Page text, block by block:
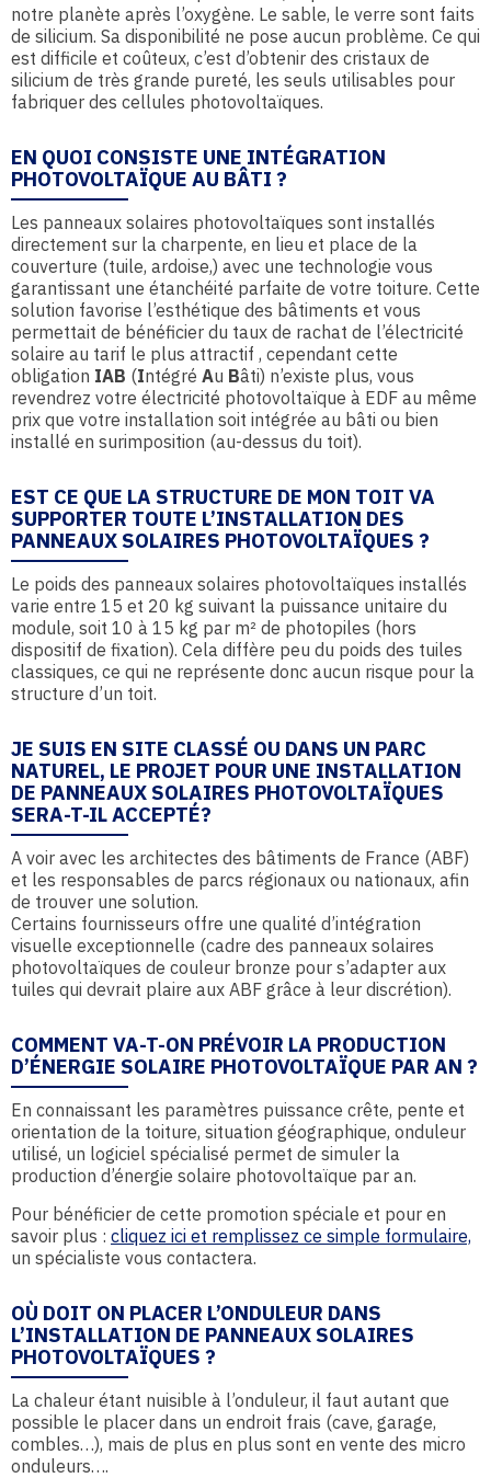
notre planète après l’oxygène. Le sable, le verre sont faits
de silicium. Sa disponibilité ne pose aucun problème. Ce qui
est difficile et coûteux, c’est d’obtenir des cristaux de
silicium de très grande pureté, les seuls utilisables pour
fabriquer des cellules photovoltaïques.
EN QUOI CONSISTE UNE INTÉGRATION
PHOTOVOLTAÏQUE AU BÂTI ?
Les panneaux solaires photovoltaïques sont installés
directement sur la charpente, en lieu et place de la
couverture (tuile, ardoise,) avec une technologie vous
garantissant une étanchéité parfaite de votre toiture. Cette
solution favorise l’esthétique des bâtiments et vous
permettait de bénéficier du taux de rachat de l’électricité
solaire au tarif le plus attractif , cependant cette
obligation IAB (Intégré Au Bâti) n’existe plus, vous
revendrez votre électricité photovoltaïque à EDF au même
prix que votre installation soit intégrée au bâti ou bien
installé en surimposition (au-dessus du toit).
EST CE QUE LA STRUCTURE DE MON TOIT VA
SUPPORTER TOUTE L’INSTALLATION DES
PANNEAUX SOLAIRES PHOTOVOLTAÏQUES ?
Le poids des panneaux solaires photovoltaïques installés
varie entre 15 et 20 kg suivant la puissance unitaire du
module, soit 10 à 15 kg par m² de photopiles (hors
dispositif de fixation). Cela diffère peu du poids des tuiles
classiques, ce qui ne représente donc aucun risque pour la
structure d’un toit.
JE SUIS EN SITE CLASSÉ OU DANS UN PARC
NATUREL, LE PROJET POUR UNE INSTALLATION
DE PANNEAUX SOLAIRES PHOTOVOLTAÏQUES
SERA-T-IL ACCEPTÉ?
A voir avec les architectes des bâtiments de France (ABF)
et les responsables de parcs régionaux ou nationaux, afin
de trouver une solution.
Certains fournisseurs offre une qualité d’intégration
visuelle exceptionnelle (cadre des panneaux solaires
photovoltaïques de couleur bronze pour s’adapter aux
tuiles qui devrait plaire aux ABF grâce à leur discrétion).
COMMENT VA-T-ON PRÉVOIR LA PRODUCTION
D’ÉNERGIE SOLAIRE PHOTOVOLTAÏQUE PAR AN ?
En connaissant les paramètres puissance crête, pente et
orientation de la toiture, situation géographique, onduleur
utilisé, un logiciel spécialisé permet de simuler la
production d’énergie solaire photovoltaïque par an.
Pour bénéficier de cette promotion spéciale et pour en
savoir plus : cliquez ici et remplissez ce simple formulaire,
un spécialiste vous contactera.
OÙ DOIT ON PLACER L’ONDULEUR DANS
L’INSTALLATION DE PANNEAUX SOLAIRES
PHOTOVOLTAÏQUES ?
La chaleur étant nuisible à l’onduleur, il faut autant que
possible le placer dans un endroit frais (cave, garage,
combles…), mais de plus en plus sont en vente des micro
onduleurs….